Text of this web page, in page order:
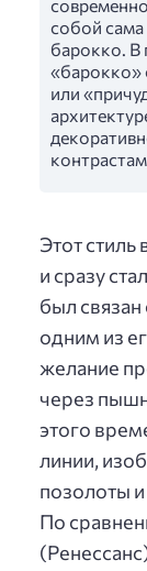
собой сама
барокко. В
«барокко»
или
Этот стиль
и сразу
был
одним из
желание
через
этого
линии,
позолоты
По